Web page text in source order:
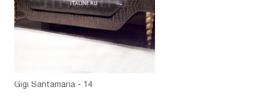
Gigi Santamaria - 14